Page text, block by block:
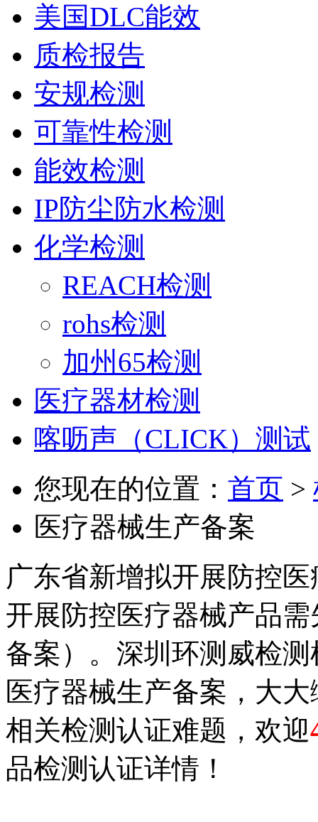
美国DLC能效
质检报告
安规检测
可靠性检测
能效检测
IP防尘防水检测
化学检测
REACH检测
rohs检测
加州65检测
医疗器材检测
喀呖声（CLICK）测试
您现在的位置： 首页 >
医疗器械生产备案
广东省新增拟开展防控
开展防控医疗器械产品
备案）。深圳环测威检
医疗器械生产备案，大
相关检测认证难题，欢迎
品检测认证详情！